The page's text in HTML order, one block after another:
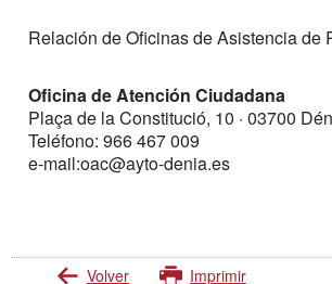
Relación de Oficinas de Asistencia de
Oficina de Atención Ciudadana
Plaça de la Constitució, 10 · 03700
Teléfono: 966 467 009
e-mail:oac@ayto-denia.es
Volver Imprimir